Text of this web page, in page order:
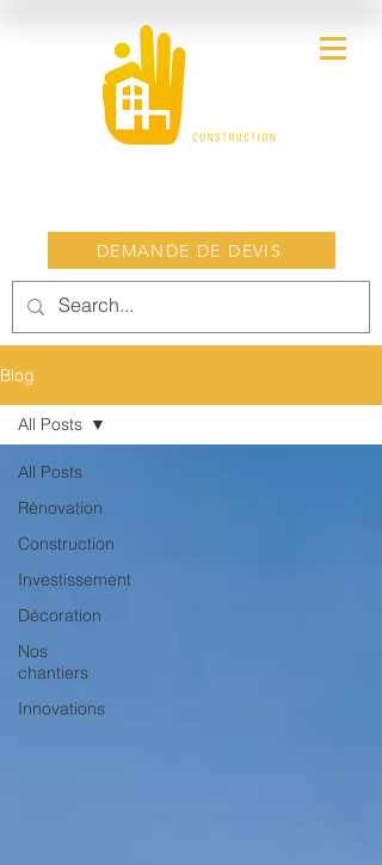
DEMANDE DE DEVIS
Blog
All Posts
Rénovation
Construction
Investissement
Décoration
Nos
chantiers
Innovations
All Posts